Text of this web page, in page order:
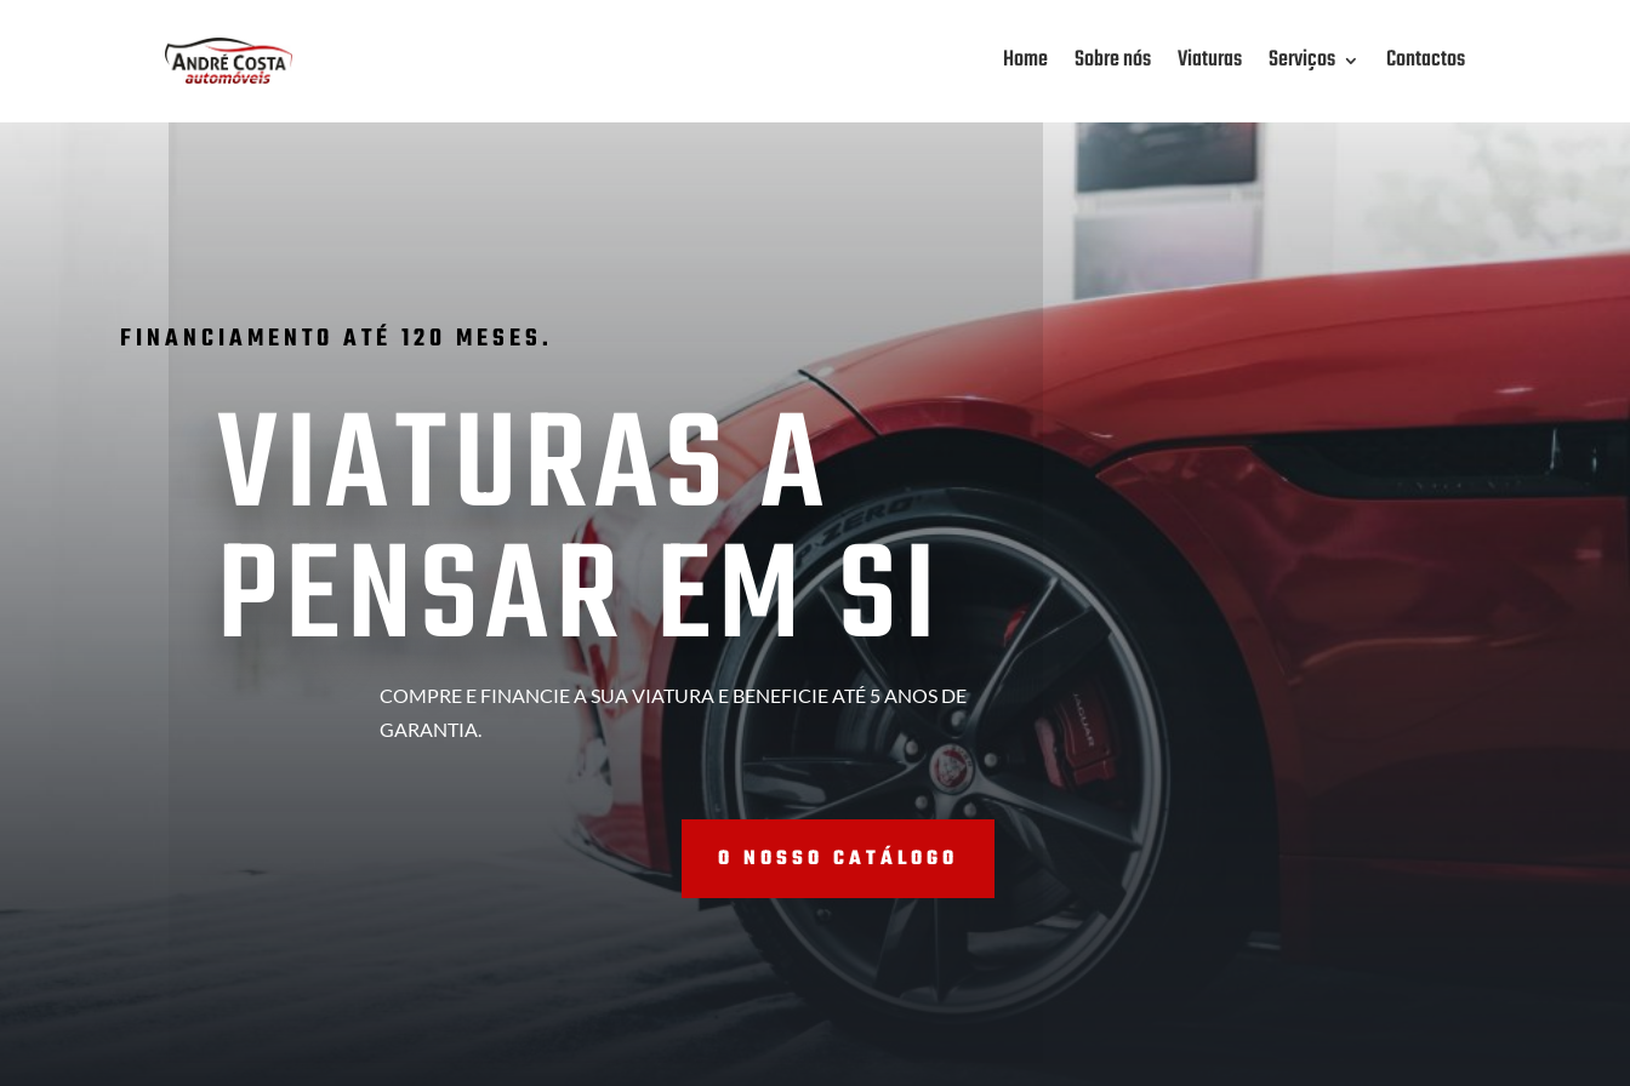
Home Sobre nós Viaturas Serviços Contactos
FINANCIAMENTO ATÉ 120 MESES.
VIATURAS A
PENSAR EM SI
COMPRE E FINANCIE A SUA VIATURA E BENEFICIE ATÉ 5 ANOS DE
GARANTIA.
O NOSSO CATÁLOGO